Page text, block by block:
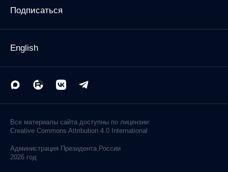
Подписаться
English
Все материалы сайта доступны по лицензии:
Creative Commons Attribution 4.0 International
Администрация Президента России
2026 год